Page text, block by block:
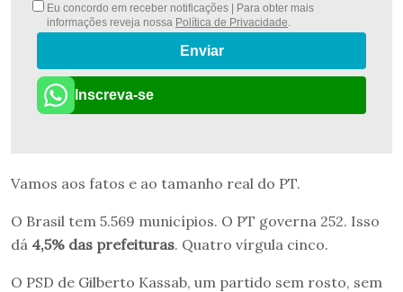
Eu concordo em receber notificações | Para obter mais
informações reveja nossa Política de Privacidade
Enviar
Inscreva-se
Vamos aos fatos e ao tamanho real do PT.
O Brasil tem 5.569 municípios. O PT governa 252. Isso
dá 4,5% das prefeituras. Quatro vírgula cinco.
O PSD de Gilberto Kassab, um partido sem rosto, sem